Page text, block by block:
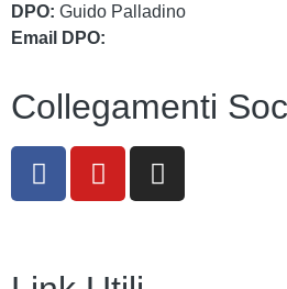
DPO: Guido Palladino
Email DPO:
Collegamenti